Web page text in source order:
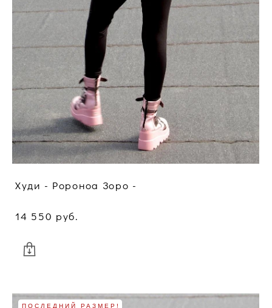
Худи - Ророноа Зоро -
14 550 pуб.
ПОСЛЕДНИЙ РАЗМЕР!